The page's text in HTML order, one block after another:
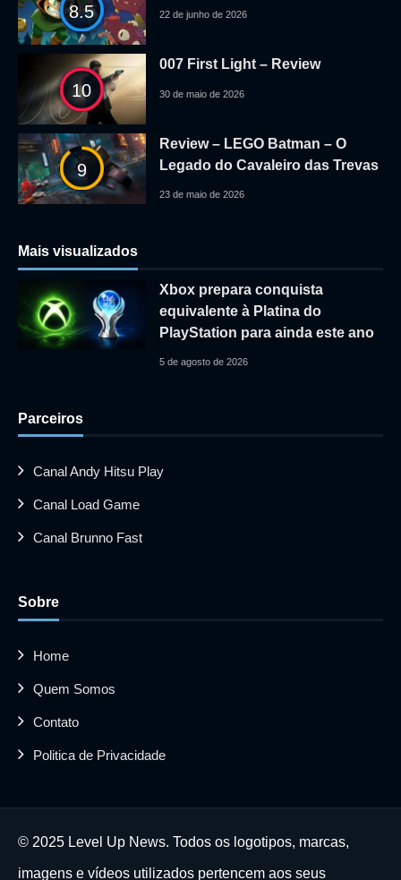
8.5 22 de junho de 2026
10
007 First Light – Review
30 de maio de 2026
9
Review – LEGO Batman – O
Legado do Cavaleiro das Trevas
23 de maio de 2026
Mais visualizados
Xbox prepara conquista
equivalente à Platina do
PlayStation para ainda este ano
5 de agosto de 2026
Parceiros
Canal Andy Hitsu Play
Canal Load Game
Canal Brunno Fast
Sobre
Home
Quem Somos
Contato
Politica de Privacidade
© 2025 Level Up News. Todos os logotipos, marcas,
imagens e vídeos utilizados pertencem aos seus